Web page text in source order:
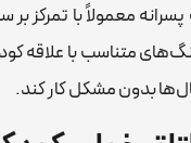
معمولاً با تمرکز
متناسب با علاقه
بدون مشکل کار کند.